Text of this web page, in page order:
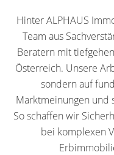
Hinter ALPHAUS
Team aus
Beratern mit
Österreich. Unsere
sondern auf
Marktmeinungen und
So schaffen wir
bei komplexen